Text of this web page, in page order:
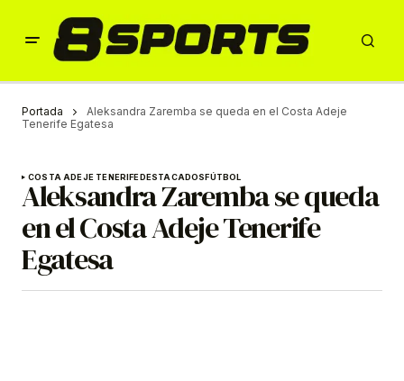
Portada
Aleksandra Zaremba se queda en el Costa Adeje
Tenerife Egatesa
COSTA ADEJE TENERIFEDESTACADOSFÚTBOL
Aleksandra Zaremba se queda
en el Costa Adeje Tenerife
Egatesa